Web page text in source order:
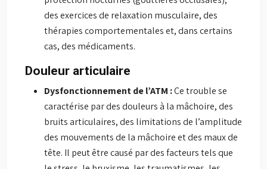
des exercices de relaxation musculaire, des
thérapies comportementales et, dans certains
cas, des médicaments.
Douleur articulaire
Dysfonctionnement de l’ATM :Ce trouble se
caractérise par des douleurs à la mâchoire, des
bruits articulaires, des limitations de l’amplitude
des mouvements de la mâchoire et des maux de
tête. Il peut être causé par des facteurs tels que